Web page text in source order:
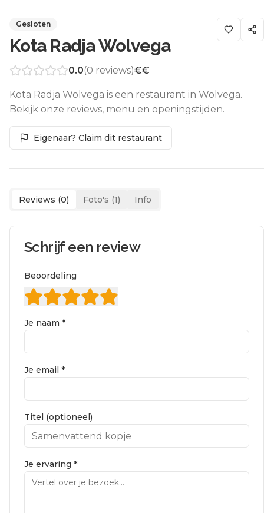
Gesloten
Kota Radja Wolvega
0.0(0 reviews)€€
Kota Radja Wolvega is een restaurant in Wolvega.
Bekijk onze reviews, menu en openingstijden.
Eigenaar? Claim dit restaurant
Reviews (0) Foto's (1) Info
Schrijf een review
Beoordeling
Je naam *
Je email *
Titel (optioneel)
Je ervaring *